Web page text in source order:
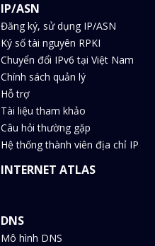
IP/ASN
Đăng ký, sử dụng IP/ASN
Ký số tài nguyên RPKI
Chuyển đổi IPv6 tại Việt Nam
Chính sách quản lý
Hỗ trợ
Tài liệu tham khảo
Câu hỏi thường gặp
Hệ thống thành viên địa chỉ IP
INTERNET ATLAS
DNS
Mô hình DNS